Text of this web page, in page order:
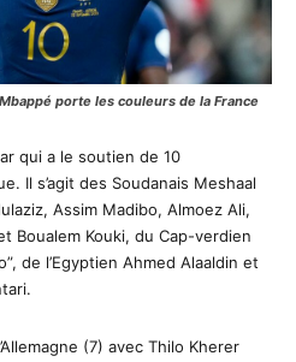
porte les couleurs de la France
qui a le soutien de 10
Il s’agit des Soudanais Meshaal
Assim Madibo, Almoez Ali,
Boualem Kouki, du Cap-verdien
de l’Egyptien Ahmed Alaaldin et
(7) avec Thilo Kherer